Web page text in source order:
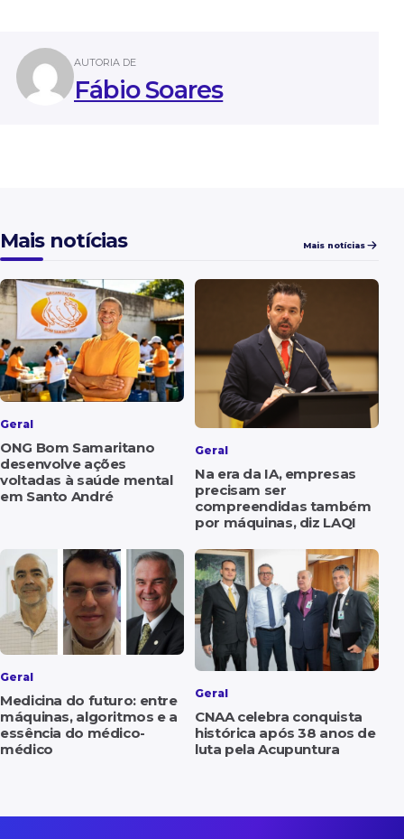
AUTORIA DE
Fábio Soares
Mais notícias Mais notícias
Geral
ONG Bom Samaritano
desenvolve ações
voltadas à saúde mental
em Santo André
Geral
Na era da IA, empresas
precisam ser
compreendidas também
por máquinas, diz LAQI
Geral
Medicina do futuro: entre
máquinas, algoritmos e a
essência do médico-
médico
Geral
CNAA celebra conquista
histórica após 38 anos de
luta pela Acupuntura